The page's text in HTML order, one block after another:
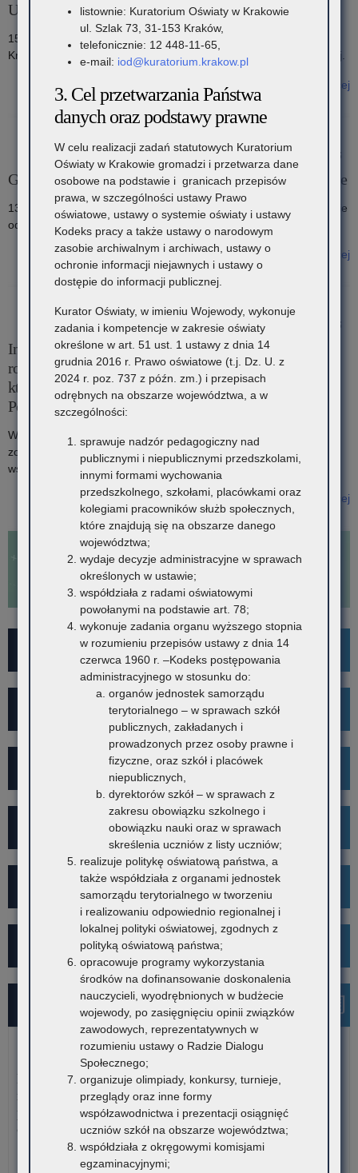
Uroczystość z okazji Dnia Edukacji Narodowej
15 października 2025 roku w Auli Akademii Górniczo-Hutniczej w
Krakowie odbyła się uroczystość z okazji Dnia Edukacji Narodowej.
Czytaj więcej
o: Uroczystość z okazji Dnia Edukacji Narodowej
24 października 2025
Gminne obchody Dnia Edukacji Narodowej w Chrzanowie
13 października w budynku Urzędu Stanu Cywilnego w Chrzanowie
odbyły się uroczystości związane z Dniem Edukacji Narodowej.
Czytaj więcej
o: Gminne obchody Dnia Edukacji Narodowej w Chrzanowie
24 października 2025
Informacja z konferencji „Mediacja w szkole – narzędzie
rozwiązywania konfliktów i budowania kultury dialogu”,
która odbyła się 16 października 2025 r. w Szkole
Podstawowej nr 7 im. Wojska Polskiego w Krakowie
W Międzynarodowym Dniu Mediacji odbyła się konferencja
zorganizowana przez Kuratorium Oświaty w Krakowie we
współpracy z Sądem Okręgowym w Krakowie.
Czytaj więcej
o: Informacja z konferencji „Mediacja w szkole – narzędzie
rozwiązywania konfliktów i budowania kultury dialogu”, która odbyła
się 16 października 2025 r. w Szkole Podstawowej nr 7 im. Wojska
Polskiego w Krakowie
For Foreigners
Wykaz szkół i placówek
Projekt Kibicuj z Klasą
Kampania społeczna "Ustal z Babcią Hasło"
Najnowsze informacje
7 sierpnia 2026
Dane ostateczne – Rządowy program pomocy uczniom
niepełnosprawnym w formie dofinansowania zakupu
podręczników, materiałów edukacyjnych i materiałów
ćwiczeniowych (wyprawka szkolna)
W związku z harmonogramem realizacji Rządowego programu
listownie: Kuratorium Oświaty w Krakowie
ul. Szlak 73, 31-153 Kraków,
telefonicznie: 12 448-11-65,
e-mail: iod@kuratorium.krakow.pl
3. Cel przetwarzania Państwa
danych oraz podstawy prawne
W celu realizacji zadań statutowych Kuratorium
Oświaty w Krakowie gromadzi i przetwarza dane
osobowe na podstawie i granicach przepisów
prawa, w szczególności ustawy Prawo
oświatowe, ustawy o systemie oświaty i ustawy
Kodeks pracy a także ustawy o narodowym
zasobie archiwalnym i archiwach, ustawy o
ochronie informacji niejawnych i ustawy o
dostępie do informacji publicznej.
Kurator Oświaty, w imieniu Wojewody, wykonuje
zadania i kompetencje w zakresie oświaty
określone w art. 51 ust. 1 ustawy z dnia 14
grudnia 2016 r. Prawo oświatowe (t.j. Dz. U. z
2024 r. poz. 737 z późn. zm.) i przepisach
odrębnych na obszarze województwa, a w
szczególności:
sprawuje nadzór pedagogiczny nad
publicznymi i niepublicznymi przedszkolami,
innymi formami wychowania
przedszkolnego, szkołami, placówkami oraz
kolegiami pracowników służb społecznych,
które znajdują się na obszarze danego
województwa;
wydaje decyzje administracyjne w sprawach
określonych w ustawie;
współdziała z radami oświatowymi
powołanymi na podstawie art. 78;
wykonuje zadania organu wyższego stopnia
w rozumieniu przepisów ustawy z dnia 14
czerwca 1960 r. –Kodeks postępowania
administracyjnego w stosunku do:
organów jednostek samorządu
terytorialnego – w sprawach szkół
publicznych, zakładanych i
prowadzonych przez osoby prawne i
fizyczne, oraz szkół i placówek
niepublicznych,
dyrektorów szkół – w sprawach z
zakresu obowiązku szkolnego i
obowiązku nauki oraz w sprawach
skreślenia uczniów z listy uczniów;
realizuje politykę oświatową państwa, a
także współdziała z organami jednostek
samorządu terytorialnego w tworzeniu
i realizowaniu odpowiednio regionalnej i
lokalnej polityki oświatowej, zgodnych z
polityką oświatową państwa;
opracowuje programy wykorzystania
środków na dofinansowanie doskonalenia
nauczycieli, wyodrębnionych w budżecie
wojewody, po zasięgnięciu opinii związków
zawodowych, reprezentatywnych w
rozumieniu ustawy o Radzie Dialogu
Społecznego;
organizuje olimpiady, konkursy, turnieje,
przeglądy oraz inne formy
współzawodnictwa i prezentacji osiągnięć
uczniów szkół na obszarze województwa;
współdziała z okręgowymi komisjami
egzaminacyjnymi;